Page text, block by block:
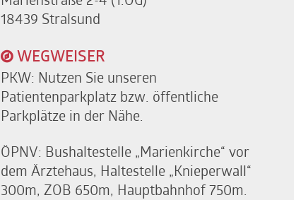
18439 Stralsund
WEGWEISER
PKW: Nutzen Sie unseren
Patientenparkplatz bzw. öffentliche
Parkplätze in der Nähe.
ÖPNV: Bushaltestelle „Marienkirche“ vor
dem Ärztehaus, Haltestelle „Knieperwall“
300m, ZOB 650m, Hauptbahnhof 750m.